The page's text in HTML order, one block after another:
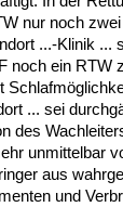
nur noch
...-Kli­nik ...
noch ein
... sei
des
un­mit­tel­bar
aus
und